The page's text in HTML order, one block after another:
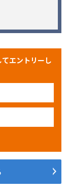
エントリーし